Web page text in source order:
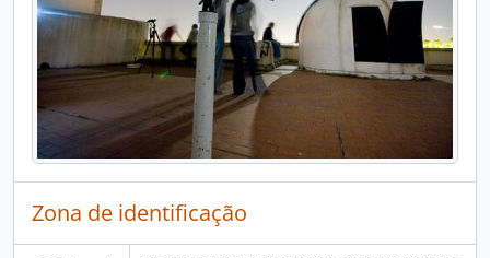
[Séries] Concurso Ciência Viva, 1996 - 2009
[Séries] Fórum Ciência Viva, 1997 - 2008
[Séries] Semana da Ciência e da Tecnologia, 1997 - 2024
[Séries] Escola Ciência Viva, 2010 - 2016
[Séries] Rede Centros Ciência Viva, 1996 - 2019
[Séries] Atividades no Pavilhão do Conhecimento e Ciência Viva, 1999 - 2020
[Séries] Dias temáticos, 1999 - 2020
[Séries] Semana Internacional do Cérebro, 2005 - 2023
[Séries] Noite Europeia dos Investigadores, 1999 - 2023
Zona de identificação